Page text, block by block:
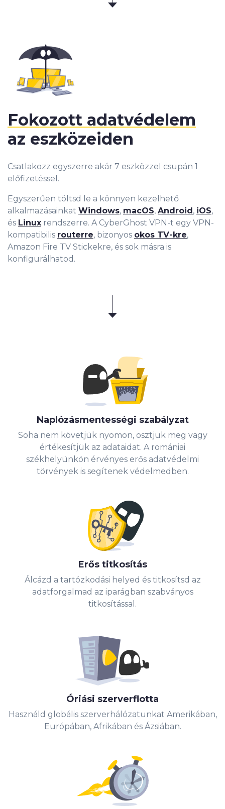
Csatlakozz egyszerre akár 7 eszközzel csupán 1
előfizetéssel.
Egyszerűen töltsd le a könnyen kezelhető
alkalmazásainkat Windows, macOS, Android , iOS,
és Linux rendszerre. A CyberGhost VPN-t egy VPN-
kompatibilis routerre, bizonyos okos TV-kre,
Amazon Fire TV Stickekre, és sok másra is
konfigurálhatod.
Fokozott adatvédelem
az eszközeiden
Naplózásmentességi szabályzat
Soha nem követjük nyomon, osztjuk meg vagy
értékesítjük az adataidat. A romániai
székhelyünkön érvényes erős adatvédelmi
törvények is segítenek védelmedben.
Erős titkosítás
Álcázd a tartózkodási helyed és titkosítsd az
adatforgalmad az iparágban szabványos
titkosítással.
Óriási szerverflotta
Használd globális szerverhálózatunkat Amerikában,
Európában, Afrikában és Ázsiában.